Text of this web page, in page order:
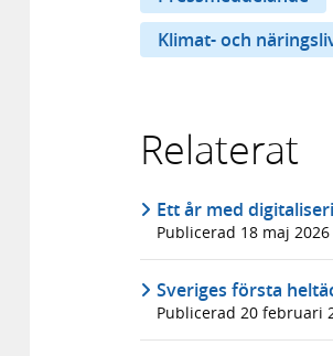
Klimat- och
Relaterat
Ett år med
Publicerad 18 maj 2026
Sveriges första
Publicerad 20 februari